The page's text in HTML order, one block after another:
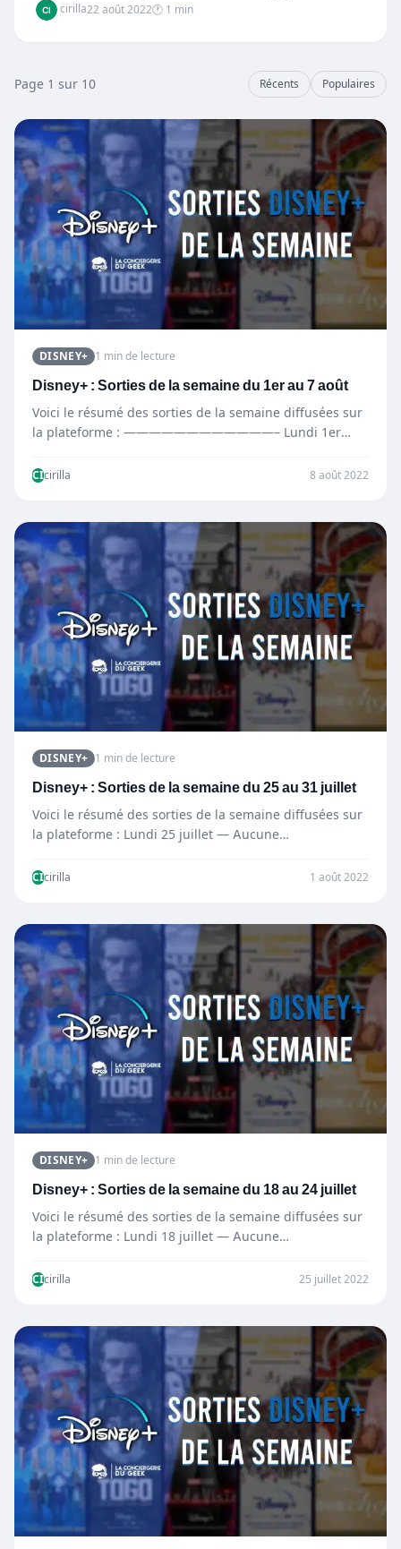
cirilla22 août 2022🕐 1 min
Page 1 sur 10 Récents Populaires
DISNEY+ 1 min de lecture
Disney+ : Sorties de la semaine du 1er au 7 août
Voici le résumé des sorties de la semaine diffusées sur
la plateforme : ————————————– Lundi 1er
CIcirilla 8 août 2022
DISNEY+ 1 min de lecture
Disney+ : Sorties de la semaine du 25 au 31 juillet
Voici le résumé des sorties de la semaine diffusées sur
la plateforme : Lundi 25 juillet — Aucune…
CIcirilla 1 août 2022
DISNEY+ 1 min de lecture
Disney+ : Sorties de la semaine du 18 au 24 juillet
Voici le résumé des sorties de la semaine diffusées sur
la plateforme : Lundi 18 juillet — Aucune…
CIcirilla 25 juillet 2022